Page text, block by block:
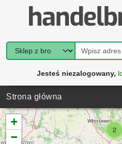
Jesteś niezalogowany,
Strona główna
2
+
−